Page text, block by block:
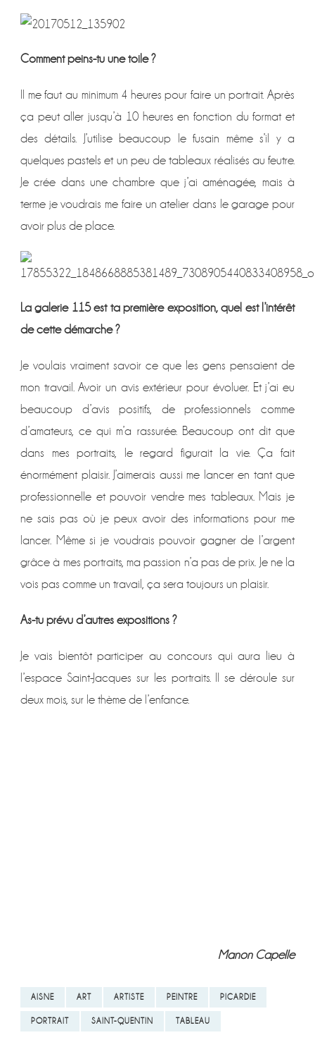
Comment peins-tu une toile ?
Il me faut au minimum 4 heures pour faire un portrait. Après
ça peut aller jusqu’à 10 heures en fonction du format et
des détails. J’utilise beaucoup le fusain même s’il y a
quelques pastels et un peu de tableaux réalisés au feutre.
Je crée dans une chambre que j’ai aménagée, mais à
terme je voudrais me faire un atelier dans le garage pour
avoir plus de place.
La galerie 115 est ta première exposition, quel est l’intérêt
de cette démarche ?
Je voulais vraiment savoir ce que les gens pensaient de
mon travail. Avoir un avis extérieur pour évoluer. Et j’ai eu
beaucoup d’avis positifs, de professionnels comme
d’amateurs, ce qui m’a rassurée. Beaucoup ont dit que
dans mes portraits, le regard figurait la vie. Ça fait
énormément plaisir. J’aimerais aussi me lancer en tant que
professionnelle et pouvoir vendre mes tableaux. Mais je
ne sais pas où je peux avoir des informations pour me
lancer. Même si je voudrais pouvoir gagner de l’argent
grâce à mes portraits, ma passion n’a pas de prix. Je ne la
vois pas comme un travail, ça sera toujours un plaisir.
As-tu prévu d’autres expositions ?
Je vais bientôt participer au concours qui aura lieu à
l’espace Saint-Jacques sur les portraits. Il se déroule sur
deux mois, sur le thème de l’enfance.
Manon Capelle
AISNE ART ARTISTE PEINTRE PICARDIE
PORTRAIT SAINT-QUENTIN TABLEAU